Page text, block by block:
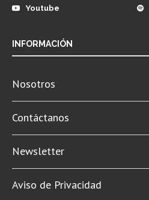
Youtube
INFORMACIÓN
Nosotros
Contáctanos
Newsletter
Aviso de Privacidad